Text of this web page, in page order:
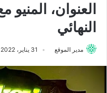
العنوان، المنيو
النهائي
مدير الموقع 31 يناير، 2022